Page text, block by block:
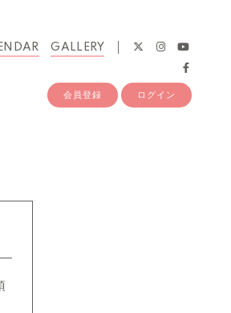
GALLERY
会員登録 ログイン